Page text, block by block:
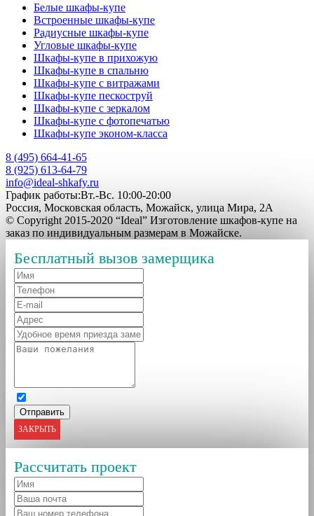
Белые шкафы-купе
Встроенные шкафы-купе
Радиусные шкафы-купе
Угловые шкафы-купе
Шкафы-купе в прихожую
Шкафы-купе в спальню
Шкафы-купе с витражами
Шкафы-купе пескоструй
Шкафы-купе с зеркалом
Шкафы-купе с фотопечатью
Шкафы-купе эконом-класса
8 (495) 664-41-65
8 (925) 613-64-79
info@ideal-shkafy.ru
График работы:Вт.-Вс. 10:00-20:00
Россия, Московская область, Можайск, улица Мира, 2А
© Copyright 2015-2020 “Ideal” Изготовление шкафов-купе на
заказ по индивидуальным размерам в Можайске.
Бесплатный вызов замерщика
ЗАКРЫТЬ
Рассчитать проект